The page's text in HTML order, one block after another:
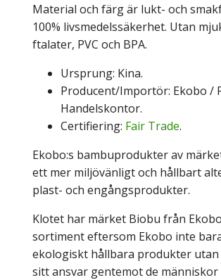
Material och färg är lukt- och
100% livsmedelssäkerhet. Utan
ftalater, PVC och BPA.
Ursprung: Kina.
Producent/Importör: Ekobo /
Handelskontor.
Certifiering: Fair Trade.
Ekobo:s bambuprodukter av
ett mer miljövänligt och hållbart
plast- och engångsprodukter.
Klotet har märket Biobu från
sortiment eftersom Ekobo inte
ekologiskt hållbara produkter utan
sitt ansvar gentemot de